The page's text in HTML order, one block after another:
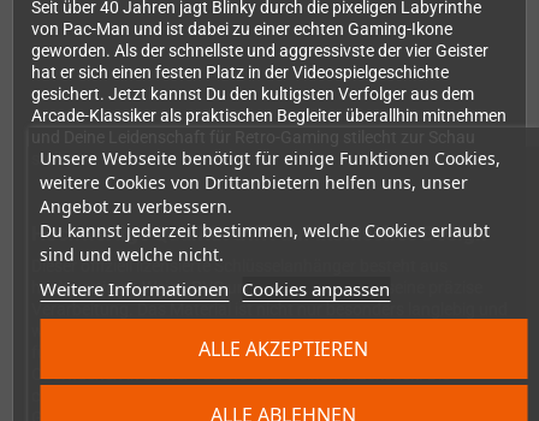
Unsere Webseite benötigt für einige Funktionen Cookies,
weitere Cookies von Drittanbietern helfen uns, unser
Angebot zu verbessern.
Du kannst jederzeit bestimmen, welche Cookies erlaubt
sind und welche nicht.
Weitere Informationen Cookies anpassen
ALLE ABLEHNEN
ALLE AKZEPTIEREN
Seit über 40 Jahren jagt Blinky durch die pixeligen Labyrinthe
von Pac-Man und ist dabei zu einer echten Gaming-Ikone
geworden. Als der schnellste und aggressivste der vier Geister
hat er sich einen festen Platz in der Videospielgeschichte
gesichert. Jetzt kannst Du den kultigsten Verfolger aus dem
Arcade-Klassiker als praktischen Begleiter überallhin mitnehmen
stellen.
Hochwertige Qualität trifft auf ikonisches Design
Dieser offiziell lizensierte Schlüsselanhänger besteht aus
hochwertigem Weich-PVC und überzeugt durch seine präzise
fühlt sich auch angenehm an und schont empfindliche
Oberflächen in Deiner Tasche oder Deinem Rucksack. Die